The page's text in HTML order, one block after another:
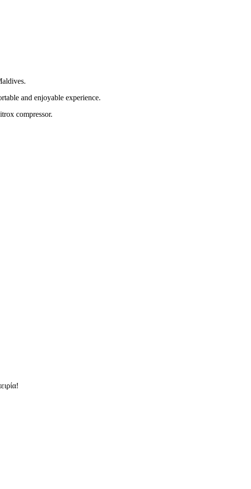
and enjoyable experience.
compressor.